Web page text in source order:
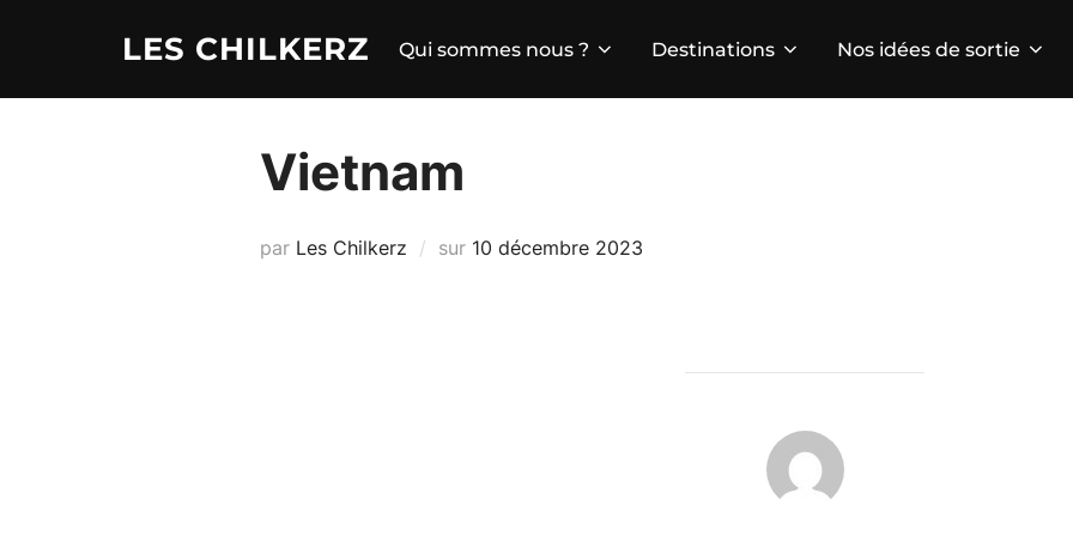
LES CHILKERZ Qui sommes nous ? Destinations Nos idées de sortie
Vietnam
par Les Chilkerz sur Publié
10 décembre 2023
AUTEUR DE LA PUBLICATION